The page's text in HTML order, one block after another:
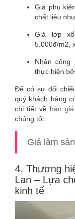
Giá phụ
chất liệu
Giá lớp
5.000đ/m2,
Nhân công
thực hiện
Để có sự đối
quý khách hàng
chi tiết về báo
chúng tôi.
Giá làm
4. Thương
Lan – Lựa
kinh tế